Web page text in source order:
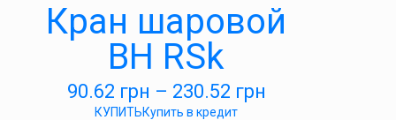
Кран шаровой
ВН RSk
90.62 грн – 230.52 грн
КУПИТЬКупить в кредит